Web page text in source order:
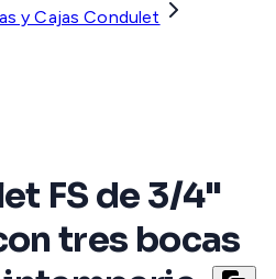
y Cajas Condulet
FS de 3/4"
tres bocas